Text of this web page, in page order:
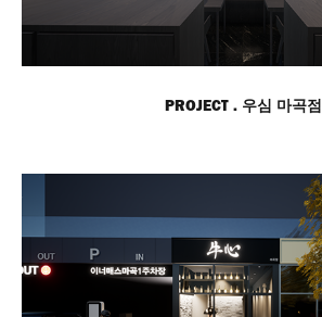
PROJECT . 우심 마곡점